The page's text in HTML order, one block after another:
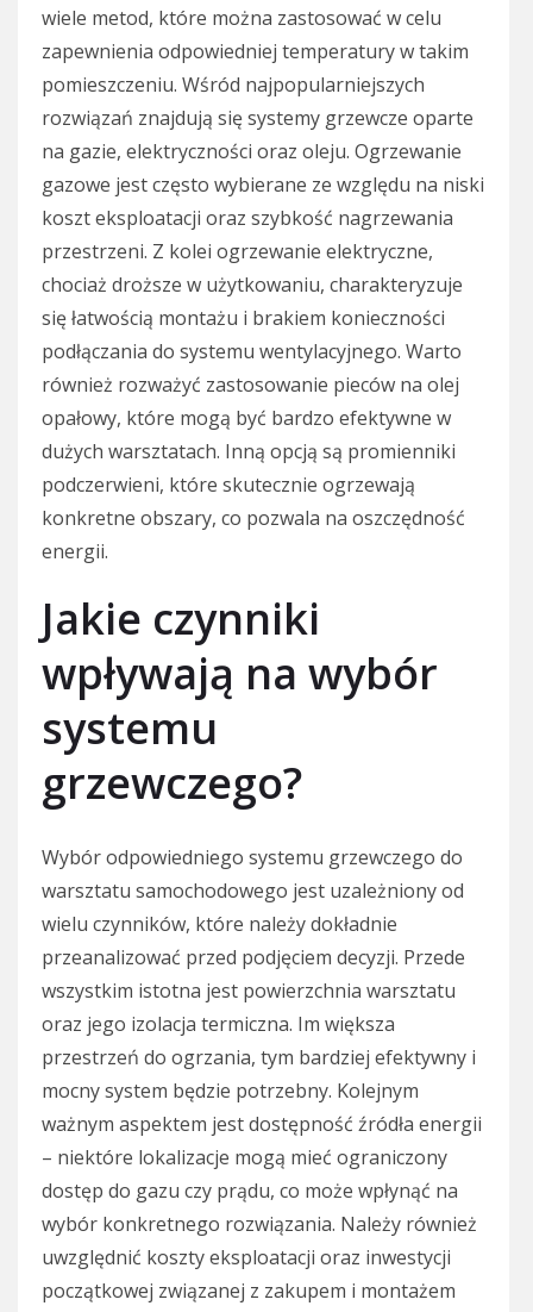
wiele metod, które można zastosować w celu
zapewnienia odpowiedniej temperatury w takim
pomieszczeniu. Wśród najpopularniejszych
rozwiązań znajdują się systemy grzewcze oparte
na gazie, elektryczności oraz oleju. Ogrzewanie
gazowe jest często wybierane ze względu na niski
koszt eksploatacji oraz szybkość nagrzewania
przestrzeni. Z kolei ogrzewanie elektryczne,
chociaż droższe w użytkowaniu, charakteryzuje
się łatwością montażu i brakiem konieczności
podłączania do systemu wentylacyjnego. Warto
również rozważyć zastosowanie pieców na olej
opałowy, które mogą być bardzo efektywne w
dużych warsztatach. Inną opcją są promienniki
podczerwieni, które skutecznie ogrzewają
konkretne obszary, co pozwala na oszczędność
energii.
Jakie czynniki
wpływają na wybór
systemu
grzewczego?
Wybór odpowiedniego systemu grzewczego do
warsztatu samochodowego jest uzależniony od
wielu czynników, które należy dokładnie
przeanalizować przed podjęciem decyzji. Przede
wszystkim istotna jest powierzchnia warsztatu
oraz jego izolacja termiczna. Im większa
przestrzeń do ogrzania, tym bardziej efektywny i
mocny system będzie potrzebny. Kolejnym
ważnym aspektem jest dostępność źródła energii
– niektóre lokalizacje mogą mieć ograniczony
dostęp do gazu czy prądu, co może wpłynąć na
wybór konkretnego rozwiązania. Należy również
uwzględnić koszty eksploatacji oraz inwestycji
początkowej związanej z zakupem i montażem